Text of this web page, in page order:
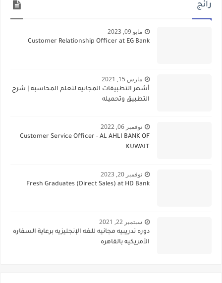
رائج
مايو 09, 2023
Customer Relationship Officer at EG Bank
مارس 15, 2021
أشهر التطبيقات المجانيه لتعلم المحاسبه | شرح
التطبيق وتحميله
نوفمبر 06, 2022
Customer Service Officer - AL AHLI BANK OF
KUWAIT
نوفمبر 20, 2023
Fresh Graduates (Direct Sales) at HD Bank
سبتمبر 22, 2021
دوره تدريبيه مجانيه للغه الإنجليزيه برعاية السفاره
الأمريكيه بالقاهره